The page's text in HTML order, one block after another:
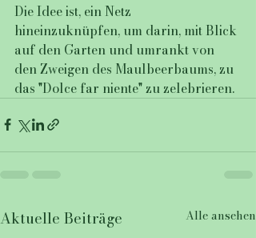
Die Idee ist, ein Netz
hineinzuknüpfen, um darin, mit Blick
auf den Garten und umrankt von
den Zweigen des Maulbeerbaums, zu
das "Dolce far niente" zu zelebrieren.
Aktuelle Beiträge Alle ansehen